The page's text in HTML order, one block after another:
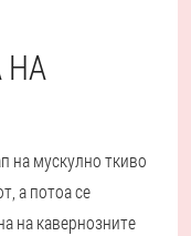
НА
на мускулно ткиво
а потоа се
на кавернозните